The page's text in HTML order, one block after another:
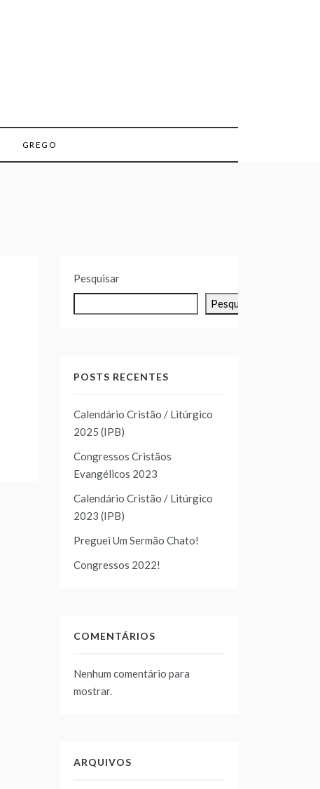
GREGO
Pesquisar
Pesquisar
POSTS RECENTES
Calendário Cristão / Litúrgico
2025 (IPB)
Congressos Cristãos
Evangélicos 2023
Calendário Cristão / Litúrgico
2023 (IPB)
Preguei Um Sermão Chato!
Congressos 2022!
COMENTÁRIOS
Nenhum comentário para
mostrar.
ARQUIVOS